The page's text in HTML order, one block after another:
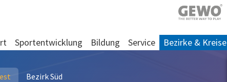
Sportentwicklung Bildung Service Bezirke & Kreise
Bezirk Süd